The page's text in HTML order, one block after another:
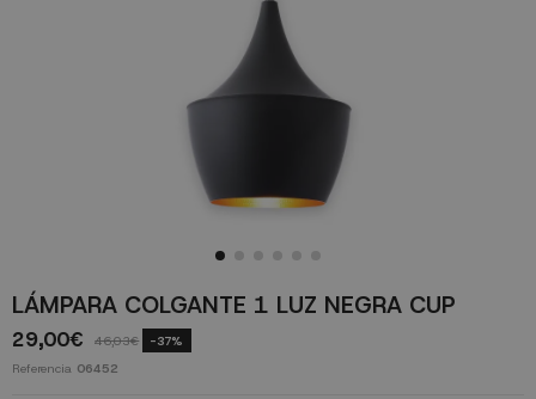
LÁMPARA COLGANTE 1 LUZ NEGRA CUP
29,00€ 46,03€ -37%
Referencia 06452